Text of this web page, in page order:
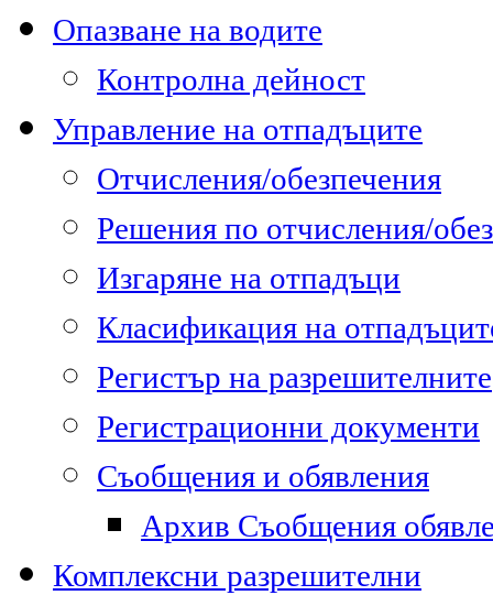
Опазване на водите
Контролна дейност
Управление на отпадъците
Отчисления/обезпечения
Решения по отчисления/
Изгаряне на отпадъци
Класификация на
Регистър на разрешителните
Регистрационни документи
Съобщения и обявления
Архив Съобщения
Комплексни разрешителни